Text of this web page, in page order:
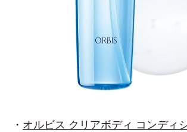
・ オルビス クリアボディ コンディ